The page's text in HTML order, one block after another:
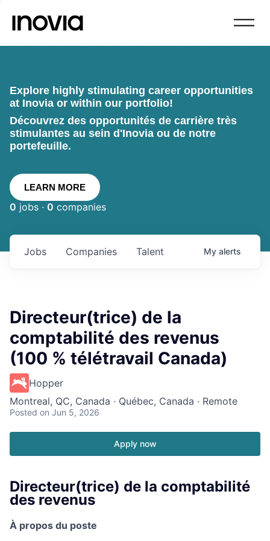
Explore highly stimulating career opportunities
at Inovia or within our portfolio!
Découvrez des opportunités de carrière très
stimulantes au sein d'Inovia ou de notre
portefeuille.
LEARN MORE
0 jobs · 0 companies
Jobs Companies Talent My alerts
Directeur(trice) de la
comptabilité des revenus
(100 % télétravail Canada)
Hopper
Montreal, QC, Canada · Québec, Canada · Remote
Posted on Jun 5, 2026
Apply now
Directeur(trice) de la comptabilité
des revenus
À propos du poste